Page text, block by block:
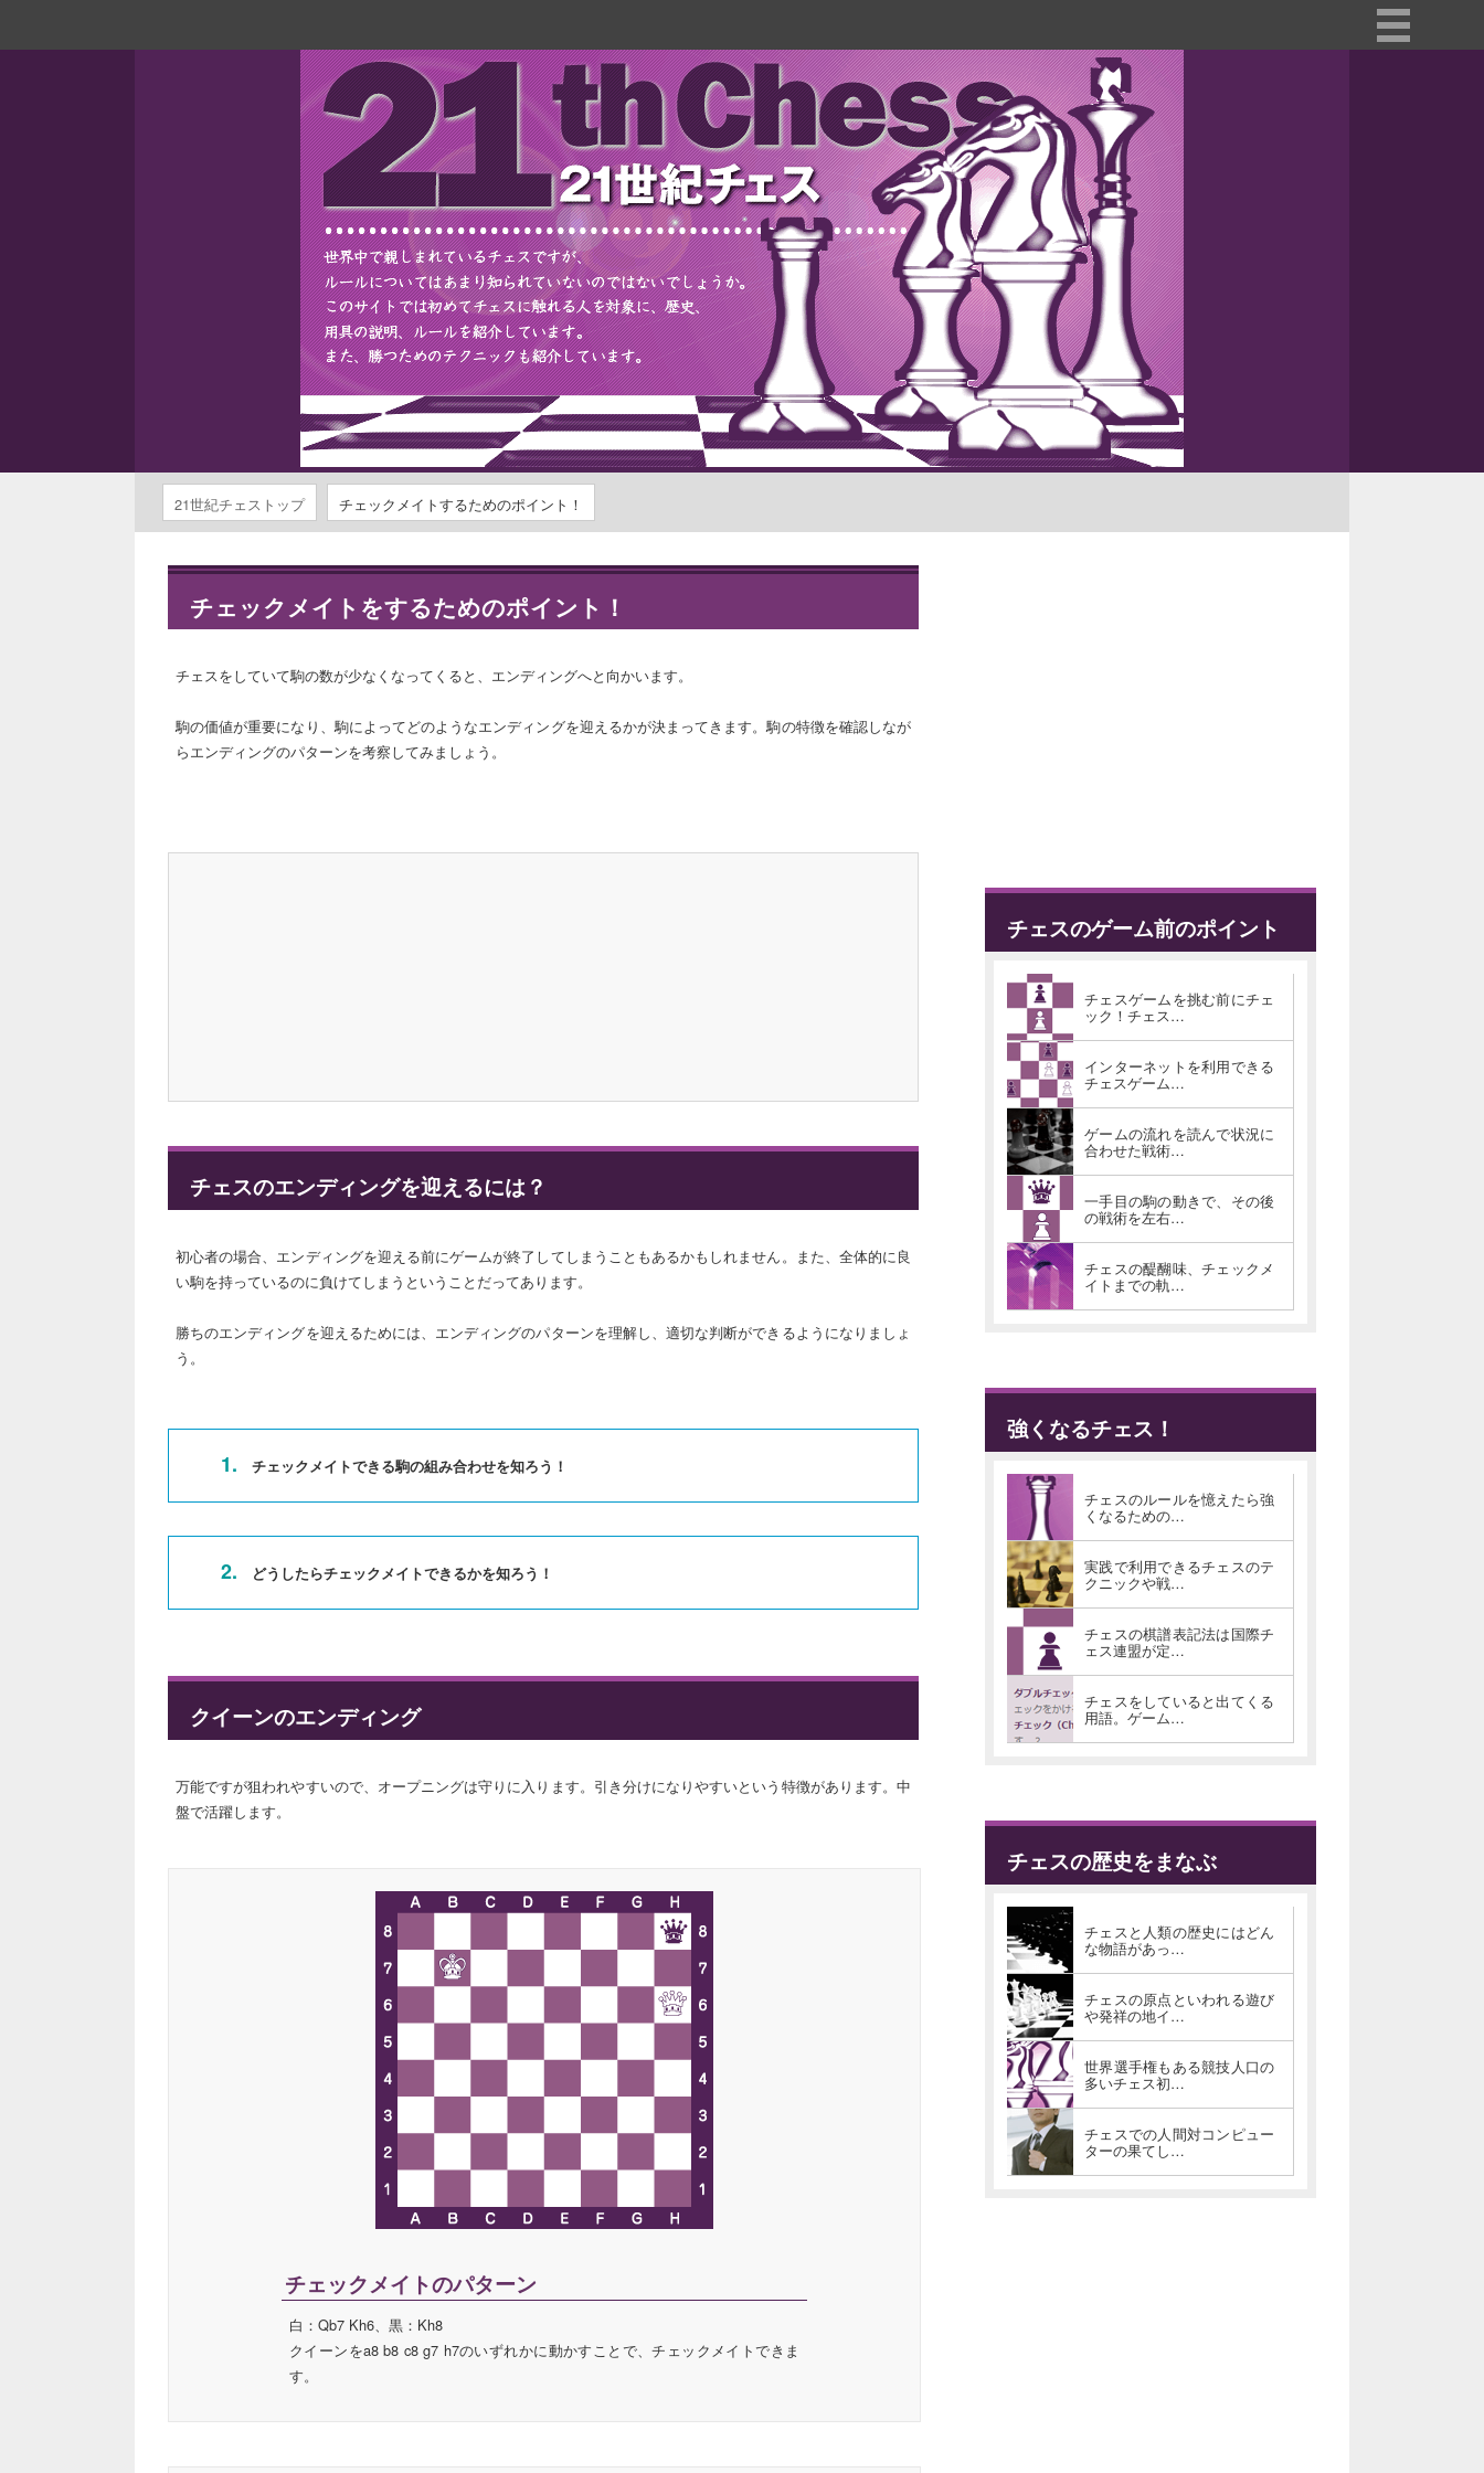
21世紀チェストップ チェックメイトするためのポイント！
チェックメイトをするためのポイント！
チェスをしていて駒の数が少なくなってくると、エンディングへと向かいます。
駒の価値が重要になり、駒によってどのようなエンディングを迎えるかが決まってきます。駒の特徴を確認しなが
らエンディングのパターンを考察してみましょう。
チェスのエンディングを迎えるには？
初心者の場合、エンディングを迎える前にゲームが終了してしまうこともあるかもしれません。また、全体的に良
い駒を持っているのに負けてしまうということだってあります。
勝ちのエンディングを迎えるためには、エンディングのパターンを理解し、適切な判断ができるようになりましょ
う。
1. チェックメイトできる駒の組み合わせを知ろう！
2. どうしたらチェックメイトできるかを知ろう！
クイーンのエンディング
万能ですが狙われやすいので、オープニングは守りに入ります。引き分けになりやすいという特徴があります。中
盤で活躍します。
チェックメイトのパターン
白：Qb7 Kh6、黒：Kh8
クイーンをa8 b8 c8 g7 h7のいずれかに動かすことで、チェックメイトできま
す。
チェスのゲーム前のポイント
チェスゲームを挑む前にチェ
ック！チェス…
インターネットを利用できる
チェスゲーム…
ゲームの流れを読んで状況に
合わせた戦術…
一手目の駒の動きで、その後
の戦術を左右…
チェスの醍醐味、チェックメ
イトまでの軌…
強くなるチェス！
チェスのルールを憶えたら強
くなるための…
実践で利用できるチェスのテ
クニックや戦…
チェスの棋譜表記法は国際チ
ェス連盟が定…
チェスをしていると出てくる
用語。ゲーム…
チェスの歴史をまなぶ
チェスと人類の歴史にはどん
な物語があっ…
チェスの原点といわれる遊び
や発祥の地イ…
世界選手権もある競技人口の
多いチェス初…
チェスでの人間対コンピュー
ターの果てし…